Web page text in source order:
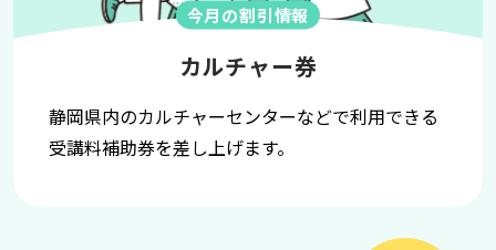
今月の割引情報
カルチャー券
静岡県内のカルチャーセンターなどで利用できる
受講料補助券を差し上げます。